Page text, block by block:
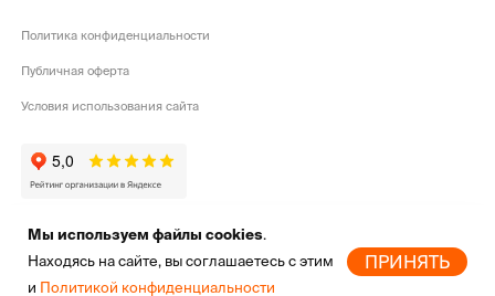
pike.ru © 2010 - 2026 | Высококачественная
отдыха от мировых брендов
Политика конфиденциальности
Публичная оферта
Условия использования сайта
Мы используем файлы cookies.
Находясь на сайте, вы соглашаетесь с этим
и Политикой конфиденциальности
ПРИНЯТЬ